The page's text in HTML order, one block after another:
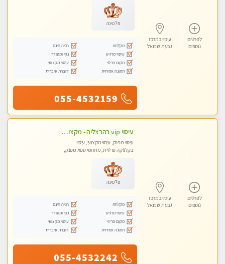
לפרטים
נוספים
עיסוי במרכז
גבעת שמואל
פלטינה
מקלחת
חניה חינם
עיסוי מרגיע
נקי ומסודר
מקום פרטי
עיסוי מקצועי
תמונה אמיתית
דוברת עיברית
055-4532159
לפרטים
נוספים
עיסוי במרכז
גבעת שמואל
עיסוי vip בהרצליה - מקצועי ומפנק ומקצועי ומיוחד
עיסוי מפנק, עיסוי מקצועי, עיסוי
בקלניקה פרטית, מתחמי ספא מפנק,
פלטינה
מקלחת
חניה חינם
עיסוי מרגיע
נקי ומסודר
מקום פרטי
עיסוי מקצועי
תמונה אמיתית
דוברת עיברית
055-4532242